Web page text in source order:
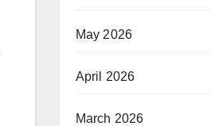
May 2026
April 2026
March 2026